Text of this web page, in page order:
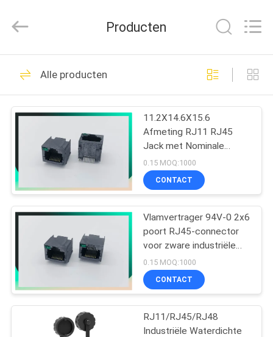
HUIS
PRODUCTEN
ONGEVEER
ONS
FABRIEKSREIS
KWALITEITSCONTROLE
CONTACTEER
ONS
Reserved.
rj45 modulaire Jack
82
De Hefboom van
RJ45 Ethernet
34
33
Producten
Alle producten
11.2X14.6X15.6
Afmeting RJ11 RJ45
Jack met Nominale
Spanning 125V en
Vlamvertragende
Classificatie 94V-0
0.15 MOQ:1000
CONTACT
Vlamvertrager 94V-0 2x6
poort RJ45-connector
voor zware industriële
netwerken
0.15 MOQ:1000
CONTACT
RJ11/RJ45/RJ48
Industriële Waterdichte